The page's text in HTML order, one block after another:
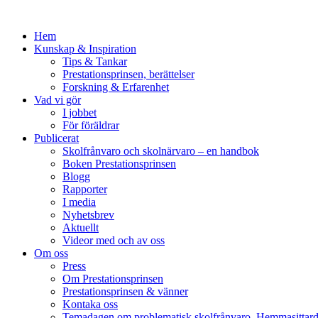
Hem
Kunskap & Inspiration
Tips & Tankar
Prestationsprinsen, berättelser
Forskning & Erfarenhet
Vad vi gör
I jobbet
För föräldrar
Publicerat
Skolfrånvaro och skolnärvaro – en handbok
Boken Prestationsprinsen
Blogg
Rapporter
I media
Nyhetsbrev
Aktuellt
Videor med och av oss
Om oss
Press
Om Prestationsprinsen
Prestationsprinsen & vänner
Kontaka oss